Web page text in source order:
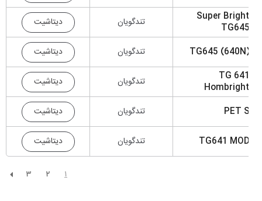
Super
تندگویان دیتاشیت
TG645 تندگویان
دیتاشیت
TG
تندگویان دیتاشیت
PET تندگویان دیتاشیت
TG641 تندگویان دیتاشیت